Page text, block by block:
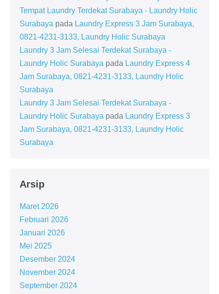
Tempat Laundry Terdekat Surabaya - Laundry Holic
Surabaya pada Laundry Express 3 Jam Surabaya,
0821-4231-3133, Laundry Holic Surabaya
Laundry 3 Jam Selesai Terdekat Surabaya -
Laundry Holic Surabaya pada Laundry Express 4
Jam Surabaya, 0821-4231-3133, Laundry Holic
Surabaya
Laundry 3 Jam Selesai Terdekat Surabaya -
Laundry Holic Surabaya pada Laundry Express 3
Jam Surabaya, 0821-4231-3133, Laundry Holic
Surabaya
Arsip
Maret 2026
Februari 2026
Januari 2026
Mei 2025
Desember 2024
November 2024
September 2024